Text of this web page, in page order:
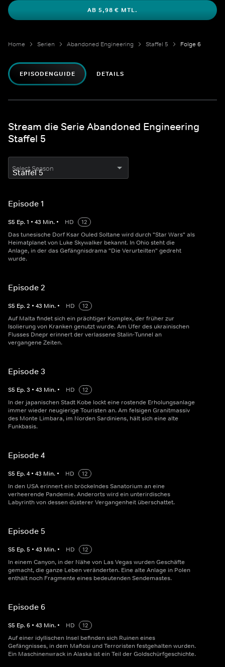
AB 5,98 € MTL.
Home Serien Abandoned Engineering Staffel 5 Folge 6
EPISODENGUIDE DETAILS
Stream die Serie Abandoned Engineering
Staffel 5
Select Season
Episode 1
S5 Ep.1 • 43 Min. • HD
12
Das tunesische Dorf Ksar Ouled Soltane wird durch "Star Wars" als
Heimatplanet von Luke Skywalker bekannt. In Ohio steht die
Anlage, in der das Gefängnisdrama "Die Verurteilten" gedreht
wurde.
Episode 2
S5 Ep.2 • 43 Min. • HD
12
Auf Malta findet sich ein prächtiger Komplex, der früher zur
Isolierung von Kranken genutzt wurde. Am Ufer des ukrainischen
Flusses Dnepr erinnert der verlassene Stalin-Tunnel an
vergangene Zeiten.
Episode 3
S5 Ep.3 • 43 Min. • HD
12
In der japanischen Stadt Kobe lockt eine rostende Erholungsanlage
immer wieder neugierige Touristen an. Am felsigen Granitmassiv
des Monte Limbara, im Norden Sardiniens, hält sich eine alte
Funkbasis.
Episode 4
S5 Ep.4 • 43 Min. • HD
12
In den USA erinnert ein bröckelndes Sanatorium an eine
verheerende Pandemie. Anderorts wird ein unterirdisches
Labyrinth von dessen düsterer Vergangenheit überschattet.
Episode 5
S5 Ep.5 • 43 Min. • HD
12
In einem Canyon, in der Nähe von Las Vegas wurden Geschäfte
gemacht, die ganze Leben veränderten. Eine alte Anlage in Polen
enthält noch Fragmente eines bedeutenden Sendemastes.
Episode 6
S5 Ep.6 • 43 Min. • HD
12
Auf einer idyllischen Insel befinden sich Ruinen eines
Gefängnisses, in dem Mafiosi und Terroristen festgehalten wurden.
Ein Maschinenwrack in Alaska ist ein Teil der Goldschürfgeschichte.